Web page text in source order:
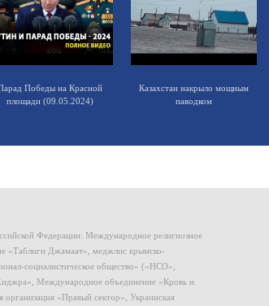
Победы на Красной
площади (09.05.2024)
Казахстан накрыло мощным
паводком
Федерации: Международное религиозное
«Таблиги Джамаат», меджлис крымско-
социалистическое общество» («НСО»,
Международное объединение «Кровь и
«Правый сектор», Украинская